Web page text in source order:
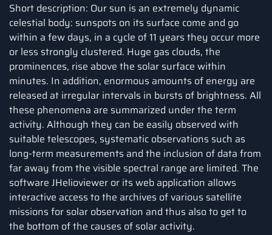
Short description: Our sun is an extremely dynamic
celestial body: sunspots on its surface come and go
within a few days, in a cycle of 11 years they occur more
or less strongly clustered. Huge gas clouds, the
prominences, rise above the solar surface within
minutes. In addition, enormous amounts of energy are
released at irregular intervals in bursts of brightness. All
these phenomena are summarized under the term
activity. Although they can be easily observed with
suitable telescopes, systematic observations such as
long-term measurements and the inclusion of data from
far away from the visible spectral range are limited. The
software JHelioviewer or its web application allows
interactive access to the archives of various satellite
missions for solar observation and thus also to get to
the bottom of the causes of solar activity.